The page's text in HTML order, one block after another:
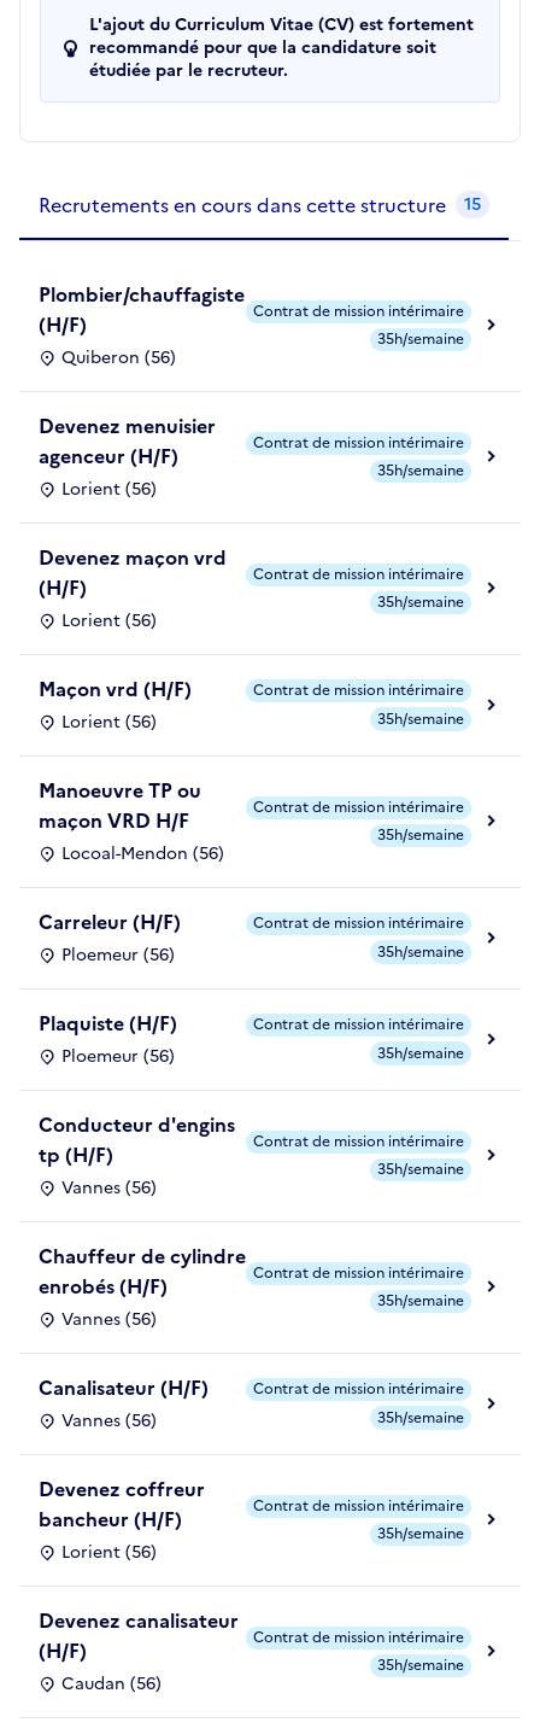
L'ajout du Curriculum Vitae (CV) est fortement
recommandé pour que la candidature soit
étudiée par le recruteur.
Recrutements en cours dans cette structure 15
Plombier/chauffagiste
(H/F)
Quiberon (56)
Contrat de mission intérimaire
35h/semaine
Devenez menuisier
agenceur (H/F)
Lorient (56)
Contrat de mission intérimaire
35h/semaine
Devenez maçon vrd
(H/F)
Lorient (56)
Contrat de mission intérimaire
35h/semaine
Maçon vrd (H/F)
Lorient (56)
Contrat de mission intérimaire
35h/semaine
Manoeuvre TP ou
maçon VRD H/F
Locoal-Mendon (56)
Contrat de mission intérimaire
35h/semaine
Carreleur (H/F)
Ploemeur (56)
Contrat de mission intérimaire
35h/semaine
Plaquiste (H/F)
Ploemeur (56)
Contrat de mission intérimaire
35h/semaine
Conducteur d'engins
tp (H/F)
Vannes (56)
Contrat de mission intérimaire
35h/semaine
Chauffeur de cylindre
enrobés (H/F)
Vannes (56)
Contrat de mission intérimaire
35h/semaine
Canalisateur (H/F)
Vannes (56)
Contrat de mission intérimaire
35h/semaine
Devenez coffreur
bancheur (H/F)
Lorient (56)
Contrat de mission intérimaire
35h/semaine
Devenez canalisateur
(H/F)
Caudan (56)
Contrat de mission intérimaire
35h/semaine